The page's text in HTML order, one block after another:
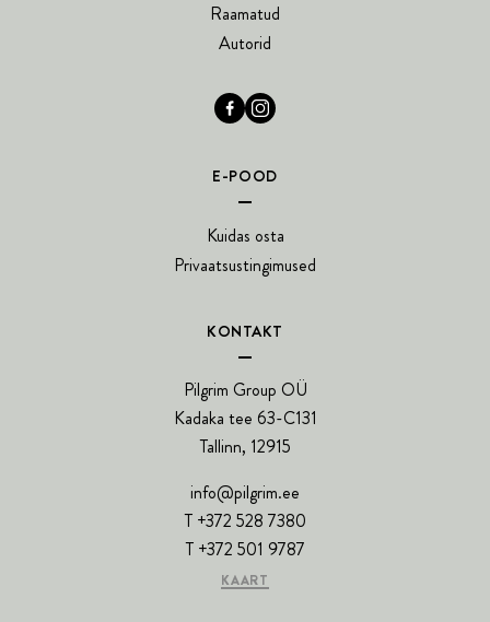
Raamatud
Autorid
E-POOD
Kuidas osta
Privaatsustingimused
KONTAKT
Pilgrim Group OÜ
Kadaka tee 63-C131
Tallinn, 12915
info@pilgrim.ee
T +372 528 7380
T +372 501 9787
KAART